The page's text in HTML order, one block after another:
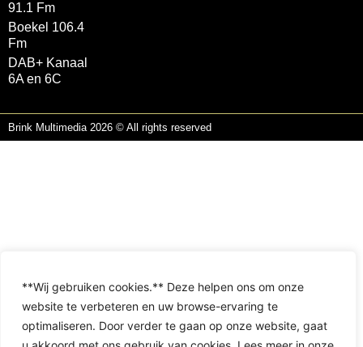
**Wij gebruiken cookies.** Deze helpen ons om onze
website te verbeteren en uw browse-ervaring te
optimaliseren. Door verder te gaan op onze website, gaat
91.1 Fm
Boekel 106.4
Fm
DAB+ Kanaal
6A en 6C
Brink Multimedia 2026 © All rights reserved